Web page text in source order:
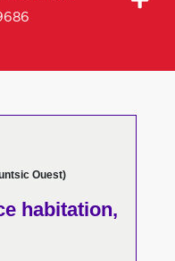
Ouest)
habitation,